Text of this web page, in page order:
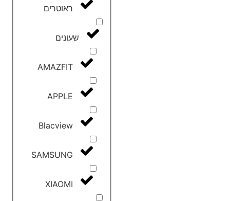
ראוטרים
שעונים
AMAZFIT
APPLE
Blacview
SAMSUNG
XIAOMI